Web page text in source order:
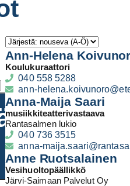
Ann-Helena
Koulukuraattori
040 558 5288
ann-
Anna-Maija Saari
musiikkiteatterivastaava
Rantasalmen lukio
040 736 3515
anna-
Anne Ruotsalainen
Vesihuoltopäällikkö
Järvi-Saimaan Palvelut Oy